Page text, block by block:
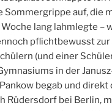
Sommergrippe auf, die
lang lahmlegte –
pflichtbewusst
(und einer
in der
begab und direkt
Rüdersdorf bei Berlin,